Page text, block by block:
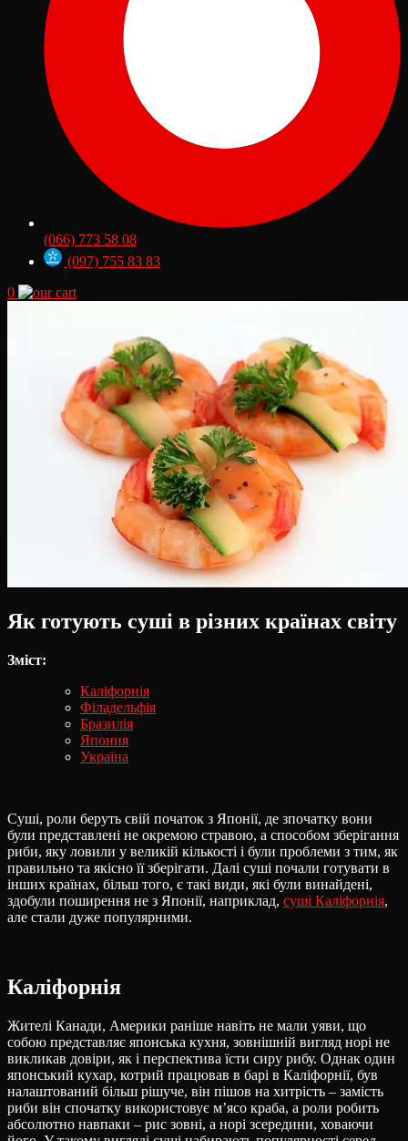
(066) 773 58 08
(097) 755 83 83
0
Як готують суші в різних країнах світу
Зміст:
Каліфорнія
Філадельфія
Бразилія
Япония
Україна
Суші, роли беруть свій початок з Японії, де зпочатку вони
були представлені не окремою стравою, а способом зберігання
риби, яку ловили у великій кількості і були проблеми з тим, як
правильно та якісно її зберігати. Далі суші почали готувати в
інших країнах, більш того, є такі види, які були винайдені,
здобули поширення не з Японії, наприклад, суші Каліфорнія,
але стали дуже популярними.
Каліфорнія
Жителі Канади, Америки раніше навіть не мали уяви, що
собою представляє японська кухня, зовнішній вигляд норі не
викликав довіри, як і перспектива їсти сиру рибу. Однак один
японський кухар, котрий працював в барі в Каліфорнії, був
налаштований більш рішуче, він пішов на хитрість – замість
риби він спочатку використовує м’ясо краба, а роли робить
абсолютно навпаки – рис зовні, а норі зсередини, ховаючи